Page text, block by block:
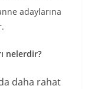
adaylarına
nelerdir?
daha rahat